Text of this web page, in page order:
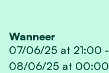
Wanneer
07/06/25 at 21:00 -
08/06/25 at 00:00